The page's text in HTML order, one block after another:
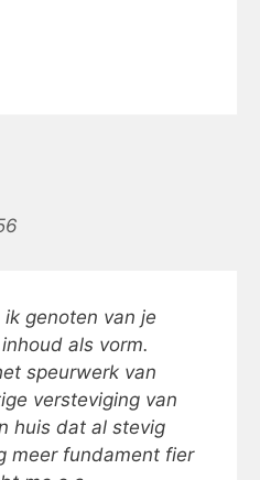
genoten van je
als vorm.
speurwerk van
versteviging van
huis dat al stevig
meer fundament fier